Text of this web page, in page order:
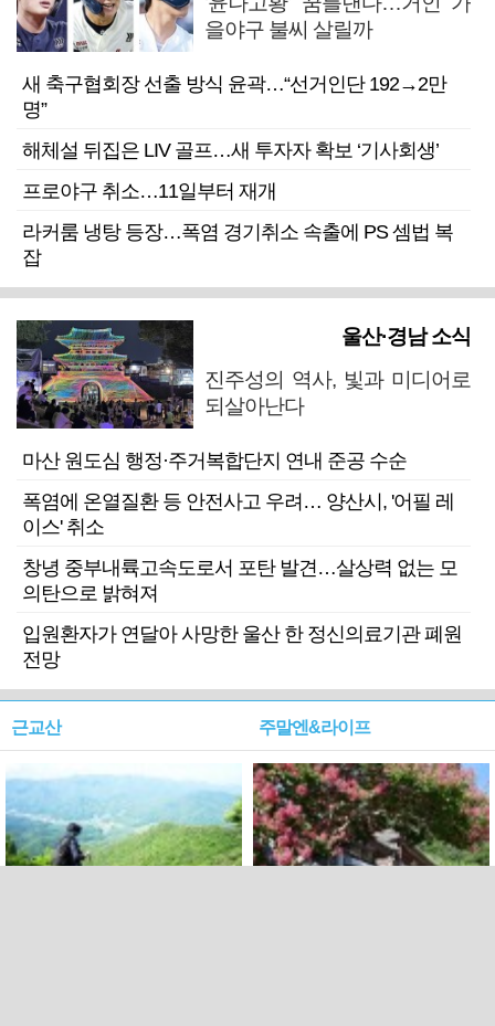
을야구 불씨 살릴까
새 축구협회장 선출 방식 윤곽…“선거인단 192→2만
명”
해체설 뒤집은 LIV 골프…새 투자자 확보 ‘기사회생’
프로야구 취소…11일부터 재개
라커룸 냉탕 등장…폭염 경기취소 속출에 PS 셈법 복
잡
울산·경남 소식
진주성의 역사, 빛과 미디어로
되살아난다
마산 원도심 행정·주거복합단지 연내 준공 수순
폭염에 온열질환 등 안전사고 우려… 양산시, '어필 레
이스' 취소
창녕 중부내륙고속도로서 포탄 발견…살상력 없는 모
의탄으로 밝혀져
입원환자가 연달아 사망한 울산 한 정신의료기관 폐원
전망
근교산 주말엔&라이프